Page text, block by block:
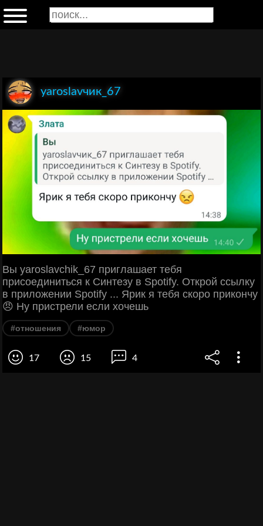
yaroslavчик_67
Вы yaroslavchik_67 приглашает тебя
присоединиться к Синтезу в Spotify. Открой ссылку
в приложении Spotify ... Ярик я тебя скоро прикончу
😠 Ну пристрели если хочешь
#отношения #юмор
17 15 4